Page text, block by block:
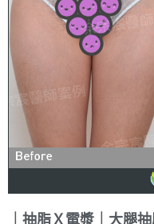
｜抽脂Ｘ電漿｜大腿